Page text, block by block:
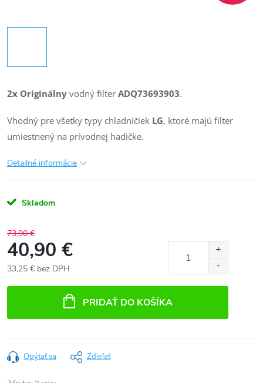
2x Originálny vodný filter ADQ73693903.
Vhodný pre všetky typy chladničiek LG, ktoré majú filter
umiestnený na prívodnej hadičke.
Detailné informácie
Skladom
73,90 €
40,90 €
33,25 € bez DPH
PRIDAŤ DO KOŠÍKA
Opýtať sa Zdieľať